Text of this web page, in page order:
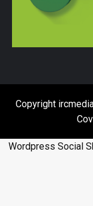
Copyright
Wordpress Social